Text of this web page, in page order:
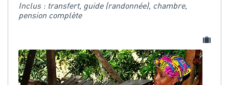
Inclus : transfert, guide (randonnée), chambre,
pension complète